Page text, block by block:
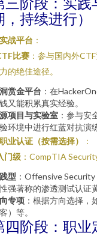
，持续进行）
战平台 ：
比赛 ：参与国内外
的绝佳途径。
赏金平台 ：在
又能积累真实经验。
项目与实验室 ：参与安
环境中进行红蓝对抗演练
业认证（按需选择）
：
门级 ：CompTIA
型 ：Offensive
强著称的渗透测试认证
专项 ：根据方向选择，
）等。
四阶段：职业